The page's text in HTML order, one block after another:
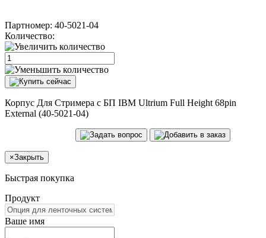
Партномер: 40-5021-04
Количество:
Корпус Для Стримера с БП IBM Ultrium Full Height 68pin
External (40-5021-04)
×Закрыть
Быстрая покупка
Продукт
Ваше имя